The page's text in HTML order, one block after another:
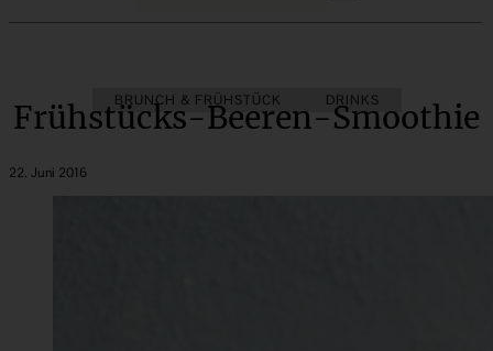
BRUNCH & FRÜHSTÜCK DRINKS
Frühstücks-Beeren-Smoothie
22. Juni 2016